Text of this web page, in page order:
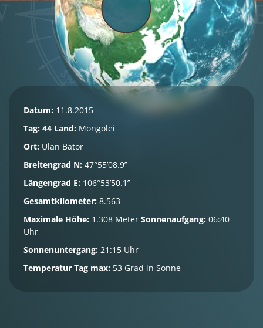
Datum: 11.8.2015
Tag: 44 Land: Mongolei
Ort: Ulan Bator
Breitengrad N: 47°55’08.9’’
Längengrad E: 106°53’50.1’’
Gesamtkilometer: 8.563
Maximale Höhe: 1.308 Meter Sonnenaufgang: 06:40
Uhr
Sonnenuntergang: 21:15 Uhr
Temperatur Tag max: 53 Grad in Sonne